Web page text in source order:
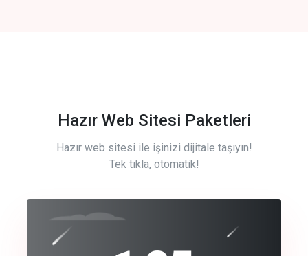
Hazır Web Sitesi Paketleri
Hazır web sitesi ile işinizi dijitale taşıyın!
Tek tıkla, otomatik!